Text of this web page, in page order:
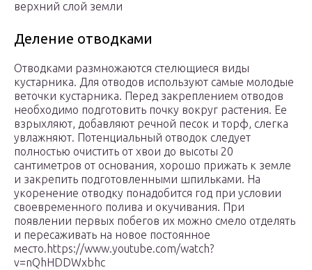
верхний слой земли
Деление отводками
Отводками размножаются стелющиеся виды
кустарника. Для отводов используют самые молодые
веточки кустарника. Перед закреплением отводов
необходимо подготовить почку вокруг растения. Ее
взрыхляют, добавляют речной песок и торф, слегка
увлажняют. Потенциальный отводок следует
полностью очистить от хвои до высоты 20
сантиметров от основания, хорошо прижать к земле
и закрепить подготовленными шпильками. На
укоренение отводку понадобится год при условии
своевременного полива и окучивания. При
появлении первых побегов их можно смело отделять
и пересаживать на новое постоянное
место.https://www.youtube.com/watch?
v=nQhHDDWxbhc